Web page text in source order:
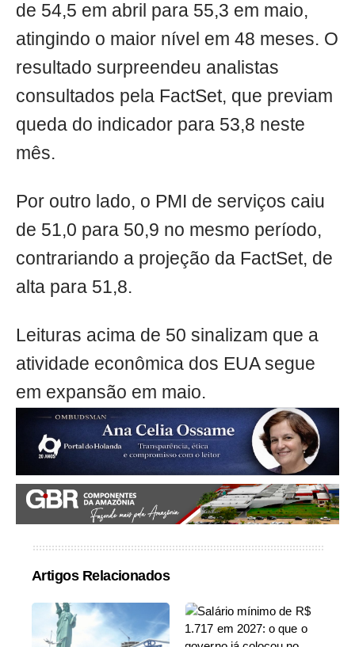
de 54,5 em abril para 55,3 em maio,
atingindo o maior nível em 48 meses. O
resultado surpreendeu analistas
consultados pela FactSet, que previam
queda do indicador para 53,8 neste
mês.
Por outro lado, o PMI de serviços caiu
de 51,0 para 50,9 no mesmo período,
contrariando a projeção da FactSet, de
alta para 51,8.
Leituras acima de 50 sinalizam que a
atividade econômica dos EUA segue
em expansão em maio.
Artigos Relacionados